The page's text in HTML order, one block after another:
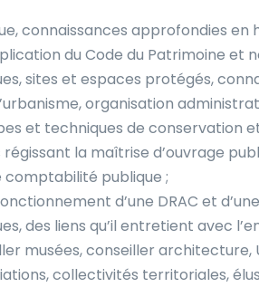
connaissances approfondies en
du Code du Patrimoine et
sites et espaces protégés,
organisation
et techniques de conservation
la maîtrise d’ouvrage
publique ;
d’une DRAC et
des liens qu’il entretient avec
musées, conseiller architecture,
collectivités territoriales,